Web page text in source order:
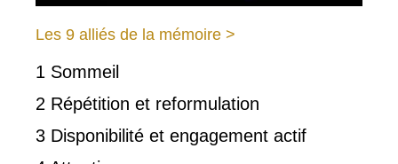
Les 9 alliés de la mémoire >
1 Sommeil
2 Répétition et reformulation
3 Disponibilité et engagement actif